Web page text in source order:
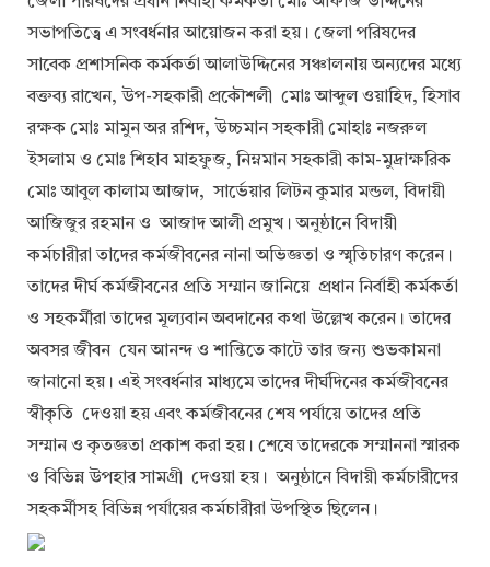
সভাপতিত্বে এ সংবর্ধনার আয়োজন করা হয়। জেলা পরিষদের
সাবেক প্রশাসনিক কর্মকর্তা আলাউদ্দিনের সঞ্চালনায় অন্যদের মধ্যে
বক্তব্য রাখেন, উপ-সহকারী প্রকৌশলী মোঃ আব্দুল ওয়াহিদ, হিসাব
রক্ষক মোঃ মামুন অর রশিদ, উচ্চমান সহকারী মোহাঃ নজরুল
ইসলাম ও মোঃ শিহাব মাহফুজ, নিম্নমান সহকারী কাম-মুদ্রাক্ষরিক
মোঃ আবুল কালাম আজাদ, সার্ভেয়ার লিটন কুমার মন্ডল, বিদায়ী
আজিজুর রহমান ও আজাদ আলী প্রমুখ। অনুষ্ঠানে বিদায়ী
কর্মচারীরা তাদের কর্মজীবনের নানা অভিজ্ঞতা ও স্মৃতিচারণ করেন।
তাদের দীর্ঘ কর্মজীবনের প্রতি সম্মান জানিয়ে প্রধান নির্বাহী কর্মকর্তা
ও সহকর্মীরা তাদের মূল্যবান অবদানের কথা উল্লেখ করেন। তাদের
অবসর জীবন যেন আনন্দ ও শান্তিতে কাটে তার জন্য শুভকামনা
জানানো হয়। এই সংবর্ধনার মাধ্যমে তাদের দীর্ঘদিনের কর্মজীবনের
স্বীকৃতি দেওয়া হয় এবং কর্মজীবনের শেষ পর্যায়ে তাদের প্রতি
সম্মান ও কৃতজ্ঞতা প্রকাশ করা হয়। শেষে তাদেরকে সম্মাননা স্মারক
ও বিভিন্ন উপহার সামগ্রী দেওয়া হয়। অনুষ্ঠানে বিদায়ী কর্মচারীদের
সহকর্মীসহ বিভিন্ন পর্যায়ের কর্মচারীরা উপস্থিত ছিলেন।